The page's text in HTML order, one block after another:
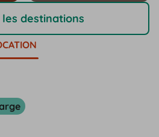
les destinations